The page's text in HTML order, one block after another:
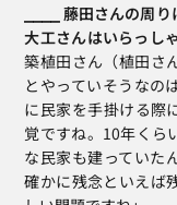
⎯⎯⎯⎯ 藤田さんの周
大工さんはいらっし
築植田さん（植田さ
とやっていそうなの
に民家を手掛ける際
覚ですね。10年くら
な民家も建っていた
確かに残念といえば